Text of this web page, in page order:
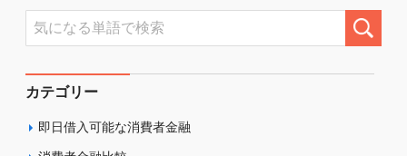
カテゴリー
即日借入可能な消費者金融